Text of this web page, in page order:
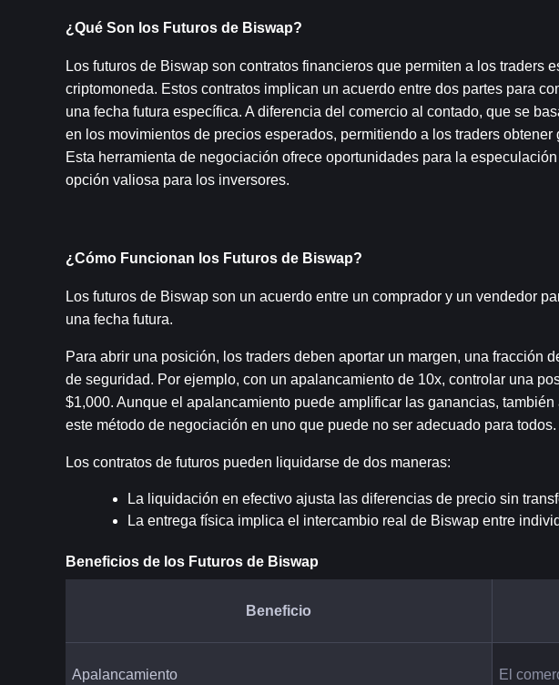
¿Qué Son los Futuros de Biswap?
Los futuros de Biswap son contratos financieros que permiten a los traders
criptomoneda. Estos contratos implican un acuerdo entre dos partes para
una fecha futura específica. A diferencia del comercio al contado, que se
en los movimientos de precios esperados, permitiendo a los traders
Esta herramienta de negociación ofrece oportunidades para la
opción valiosa para los inversores.
¿Cómo Funcionan los Futuros de Biswap?
Los futuros de Biswap son un acuerdo entre un comprador y un vendedor
una fecha futura.
Para abrir una posición, los traders deben aportar un margen, una fracción
de seguridad. Por ejemplo, con un apalancamiento de 10x, controlar una
$1,000. Aunque el apalancamiento puede amplificar las ganancias,
este método de negociación en uno que puede no ser adecuado para todos.
Los contratos de futuros pueden liquidarse de dos maneras:
La liquidación en efectivo ajusta las diferencias de precio sin
La entrega física implica el intercambio real de Biswap entre
Beneficios de los Futuros de Biswap
Beneficio
Apalancamiento El